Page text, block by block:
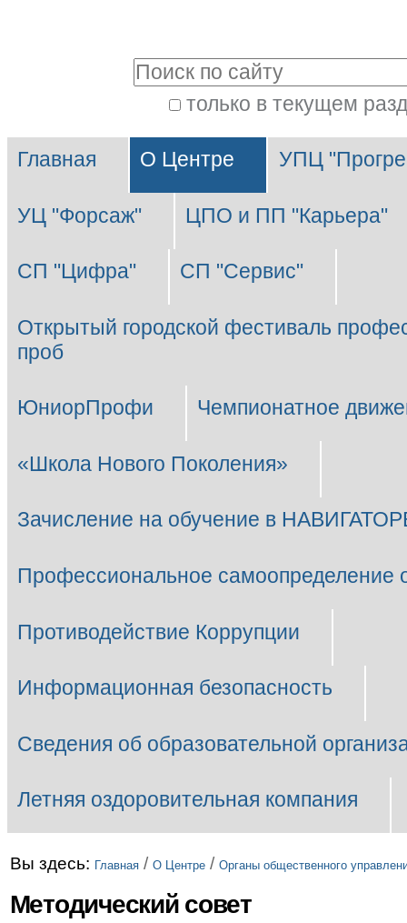
содержимому.
Перейти
навигации
только в текущем
поиск
Разделы
Главная О Центре УПЦ
УЦ "Форсаж" ЦПО и ПП "Карьера"
СП "Цифра" СП "Сервис"
Открытый городской фестиваль
проб
ЮниорПрофи Чемпионатное
«Школа Нового Поколения»
Зачисление на обучение в
Профессиональное самоопределение
Противодействие Коррупции
Информационная безопасность
Сведения об образовательной
Летняя оздоровительная компания
Вы здесь: Главная / О Центре / Органы общественного
Методический совет